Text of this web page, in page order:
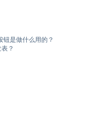
钮是做什么用的？
？